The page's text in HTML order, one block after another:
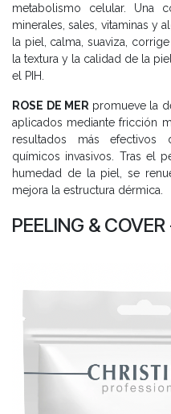
metabolismo celular. Una
minerales, sales, vitaminas y
la piel, calma, suaviza,
la textura y la calidad de la
el PIH.
ROSE DE MER promueve la
aplicados mediante fricción
resultados más efectivos
químicos invasivos. Tras el
humedad de la piel, se
mejora la estructura dérmica.
PEELING &